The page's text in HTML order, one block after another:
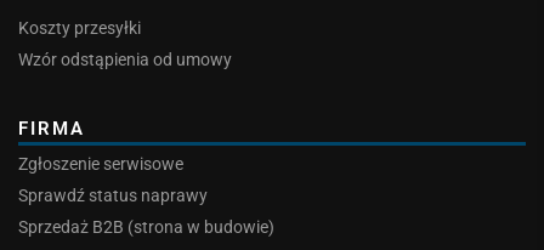
Koszty przesyłki
Wzór odstąpienia od umowy
FIRMA
Zgłoszenie serwisowe
Sprawdź status naprawy
Sprzedaż B2B (strona w budowie)